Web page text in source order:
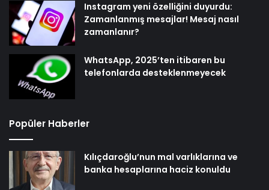
Instagram yeni özelliğini duyurdu:
Zamanlanmış mesajlar! Mesaj nasıl
zamanlanır?
WhatsApp, 2025’ten itibaren bu
telefonlarda desteklenmeyecek
Popüler Haberler
Kılıçdaroğlu’nun mal varlıklarına ve
banka hesaplarına haciz konuldu